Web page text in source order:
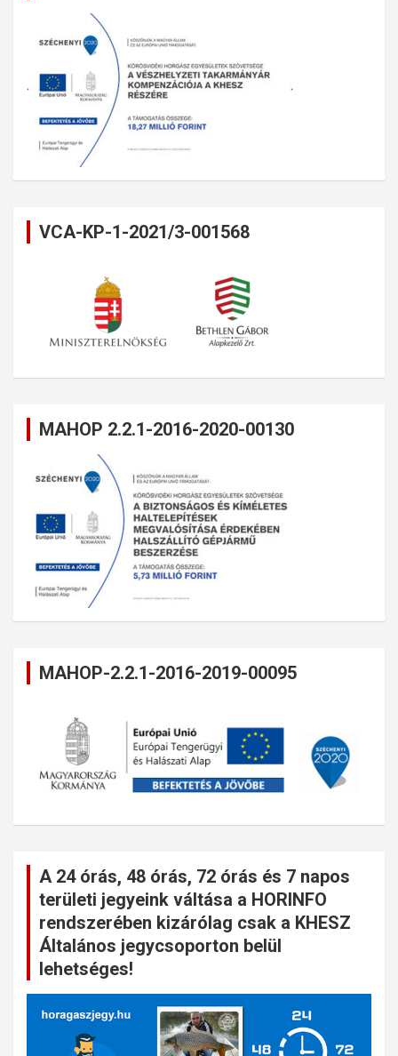
VCA-KP-1-2021/3-001568
MAHOP 2.2.1-2016-2020-00130
MAHOP-2.2.1-2016-2019-00095
A 24 órás, 48 órás, 72 órás és 7 napos
területi jegyeink váltása a HORINFO
rendszerében kizárólag csak a KHESZ
Általános jegycsoporton belül
lehetséges!